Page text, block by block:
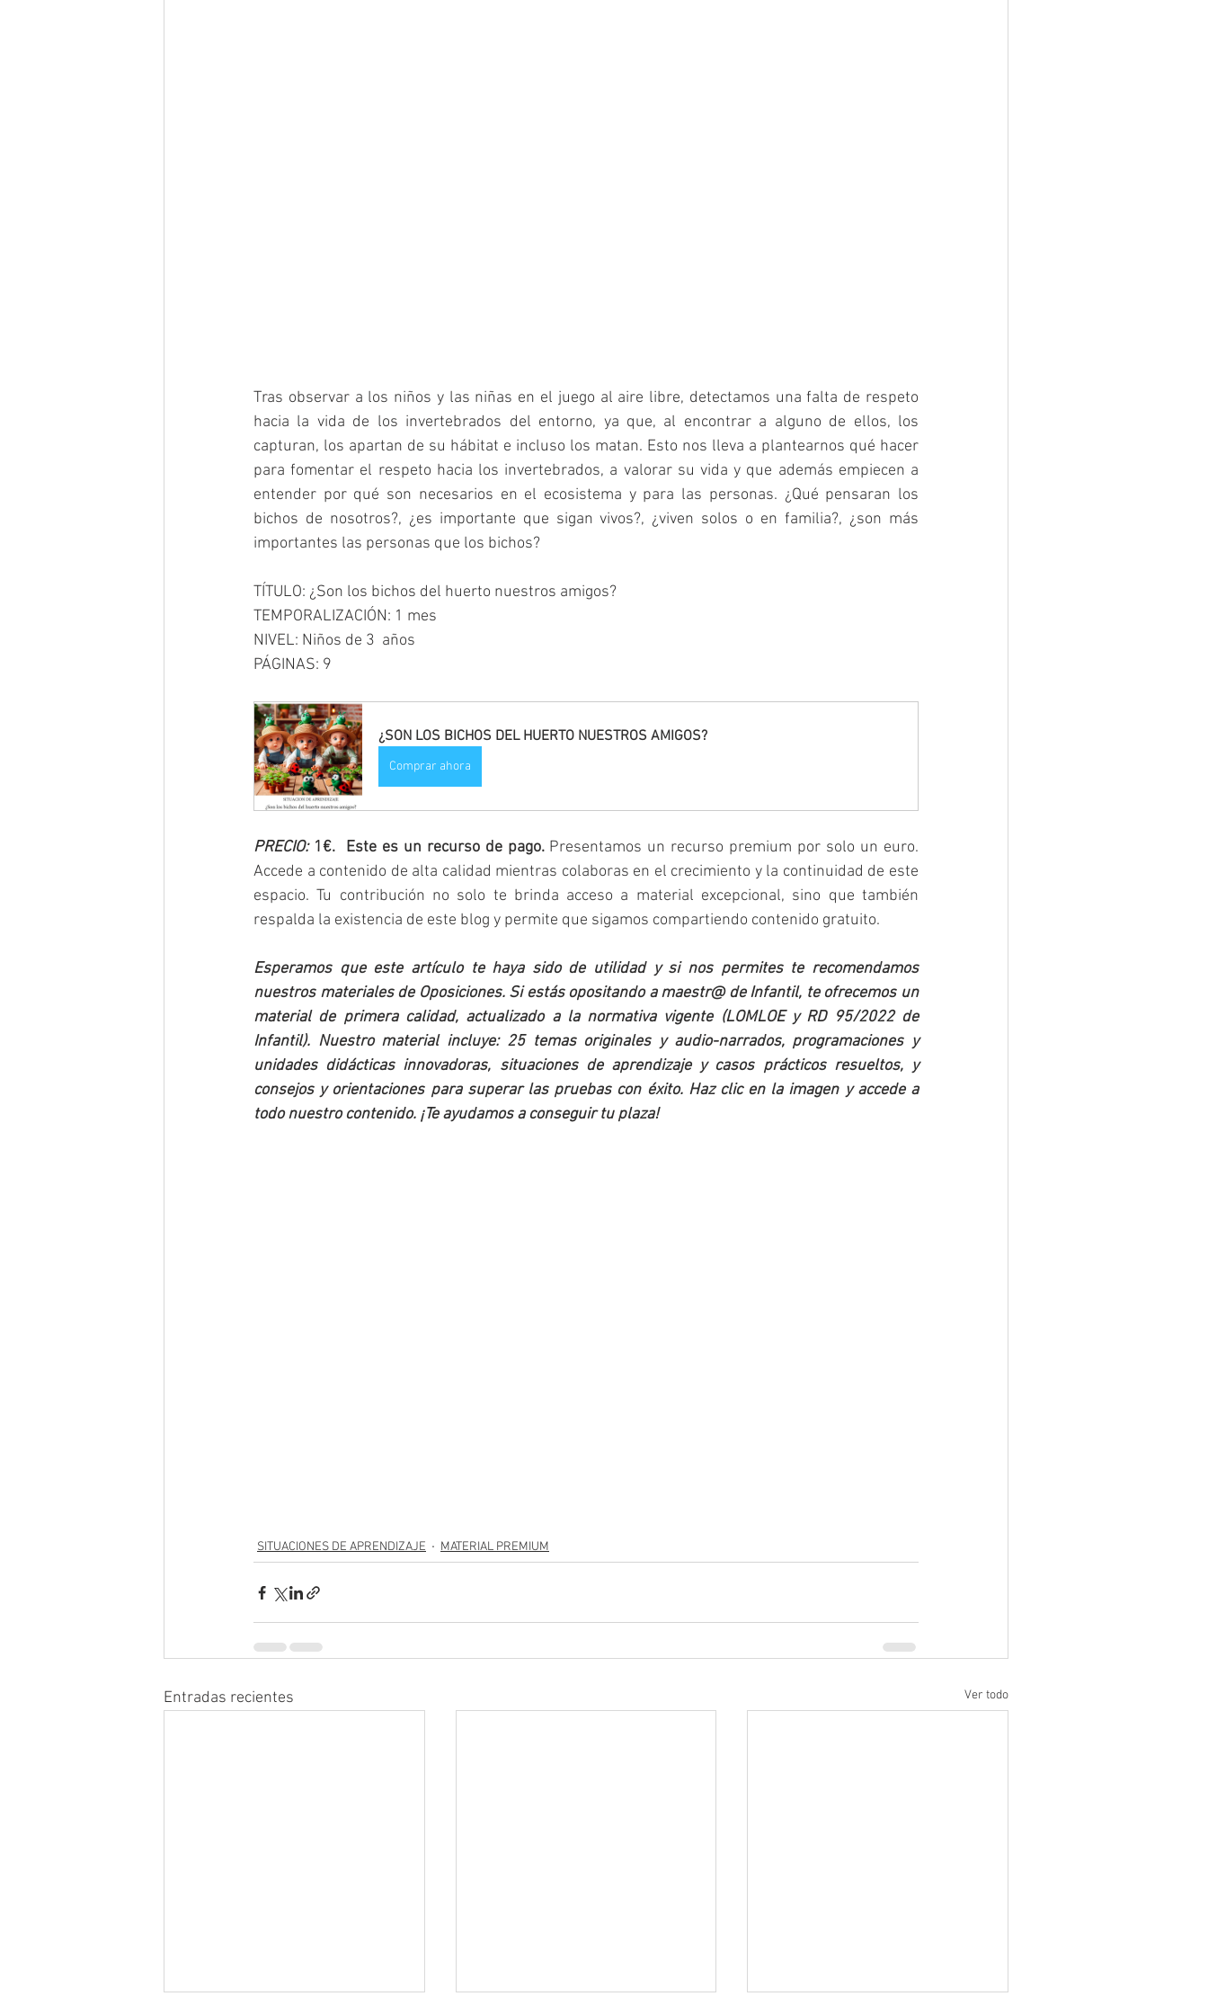
Tras observar a los niños y las niñas en el juego al aire libre, detectamos una falta de respeto
hacia la vida de los invertebrados del entorno, ya que, al encontrar a alguno de ellos, los
capturan, los apartan de su hábitat e incluso los matan. Esto nos lleva a plantearnos qué hacer
para fomentar el respeto hacia los invertebrados, a valorar su vida y que además empiecen a
entender por qué son necesarios en el ecosistema y para las personas. ¿Qué pensaran los
bichos de nosotros?, ¿es importante que sigan vivos?, ¿viven solos o en familia?, ¿son más
importantes las personas que los bichos?
TÍTULO: ¿Son los bichos del huerto nuestros amigos?
TEMPORALIZACIÓN: 1 mes
NIVEL: Niños de 3  años
PÁGINAS: 9
¿SON LOS BICHOS DEL HUERTO NUESTROS AMIGOS?
Comprar ahora
PRECIO: 1€.  Este es un recurso de pago. Presentamos un recurso premium por solo un euro.
Accede a contenido de alta calidad mientras colaboras en el crecimiento y la continuidad de este
espacio. Tu contribución no solo te brinda acceso a material excepcional, sino que también
respalda la existencia de este blog y permite que sigamos compartiendo contenido gratuito.
Esperamos que este artículo te haya sido de utilidad y si nos permites te recomendamos
nuestros materiales de Oposiciones. Si estás opositando a maestr@ de Infantil, te ofrecemos un
material de primera calidad, actualizado a la normativa vigente (LOMLOE y RD 95/2022 de
Infantil). Nuestro material incluye: 25 temas originales y audio-narrados, programaciones y
unidades didácticas innovadoras, situaciones de aprendizaje y casos prácticos resueltos, y
consejos y orientaciones para superar las pruebas con éxito. Haz clic en la imagen y accede a
todo nuestro contenido. ¡Te ayudamos a conseguir tu plaza!
SITUACIONES DE APRENDIZAJE MATERIAL PREMIUM
Entradas recientes Ver todo